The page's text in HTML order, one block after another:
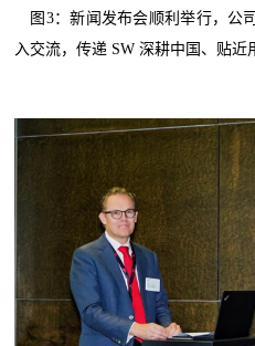
图3：新闻发布会顺利举行，公
入交流，传递 SW 深耕中国、贴近